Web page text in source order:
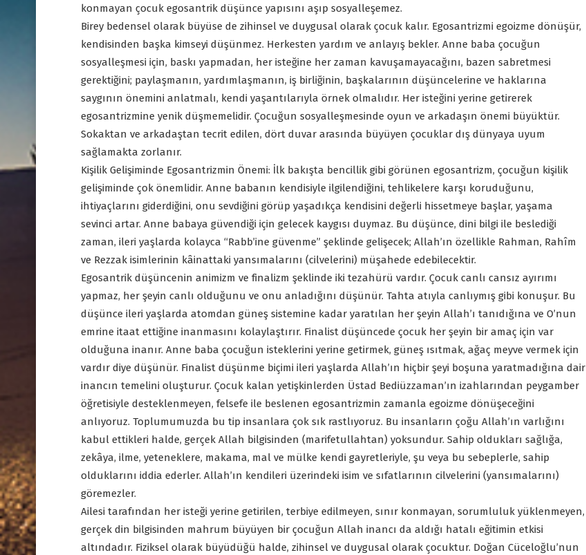
konmayan çocuk egosantrik düşünce yapısını aşıp sosyalleşemez.
Birey bedensel olarak büyüse de zihinsel ve duygusal olarak çocuk kalır. Egosantrizmi egoizme dönüşür,
kendisinden başka kimseyi düşünmez. Herkesten yardım ve anlayış bekler. Anne baba çocuğun
sosyalleşmesi için, baskı yapmadan, her isteğine her zaman kavuşamayacağını, bazen sabretmesi
gerektiğini; paylaşmanın, yardımlaşmanın, iş birliğinin, başkalarının düşüncelerine ve haklarına
saygının önemini anlatmalı, kendi yaşantılarıyla örnek olmalıdır. Her isteğini yerine getirerek
egosantrizmine yenik düşmemelidir. Çocuğun sosyalleşmesinde oyun ve arkadaşın önemi büyüktür.
Sokaktan ve arkadaştan tecrit edilen, dört duvar arasında büyüyen çocuklar dış dünyaya uyum
sağlamakta zorlanır.
Kişilik Gelişiminde Egosantrizmin Önemi: İlk bakışta bencillik gibi görünen egosantrizm, çocuğun kişilik
gelişiminde çok önemlidir. Anne babanın kendisiyle ilgilendiğini, tehlikelere karşı koruduğunu,
ihtiyaçlarını giderdiğini, onu sevdiğini görüp yaşadıkça kendisini değerli hissetmeye başlar, yaşama
sevinci artar. Anne babaya güvendiği için gelecek kaygısı duymaz. Bu düşünce, dini bilgi ile beslediği
zaman, ileri yaşlarda kolayca “Rabb’ine güvenme” şeklinde gelişecek; Allah’ın özellikle Rahman, Rahîm
ve Rezzak isimlerinin kâinattaki yansımalarını (cilvelerini) müşahede edebilecektir.
Egosantrik düşüncenin animizm ve finalizm şeklinde iki tezahürü vardır. Çocuk canlı cansız ayırımı
yapmaz, her şeyin canlı olduğunu ve onu anladığını düşünür. Tahta atıyla canlıymış gibi konuşur. Bu
düşünce ileri yaşlarda atomdan güneş sistemine kadar yaratılan her şeyin Allah’ı tanıdığına ve O’nun
emrine itaat ettiğine inanmasını kolaylaştırır. Finalist düşüncede çocuk her şeyin bir amaç için var
olduğuna inanır. Anne baba çocuğun isteklerini yerine getirmek, güneş ısıtmak, ağaç meyve vermek için
vardır diye düşünür. Finalist düşünme biçimi ileri yaşlarda Allah’ın hiçbir şeyi boşuna yaratmadığına dair
inancın temelini oluşturur. Çocuk kalan yetişkinlerden Üstad Bediüzzaman’ın izahlarından peygamber
öğretisiyle desteklenmeyen, felsefe ile beslenen egosantrizmin zamanla egoizme dönüşeceğini
anlıyoruz. Toplumumuzda bu tip insanlara çok sık rastlıyoruz. Bu insanların çoğu Allah’ın varlığını
kabul ettikleri halde, gerçek Allah bilgisinden (marifetullahtan) yoksundur. Sahip oldukları sağlığa,
zekâya, ilme, yeteneklere, makama, mal ve mülke kendi gayretleriyle, şu veya bu sebeplerle, sahip
olduklarını iddia ederler. Allah’ın kendileri üzerindeki isim ve sıfatlarının cilvelerini (yansımalarını)
göremezler.
Ailesi tarafından her isteği yerine getirilen, terbiye edilmeyen, sınır konmayan, sorumluluk yüklenmeyen,
gerçek din bilgisinden mahrum büyüyen bir çocuğun Allah inancı da aldığı hatalı eğitimin etkisi
altındadır. Fiziksel olarak büyüdüğü halde, zihinsel ve duygusal olarak çocuktur. Doğan Cüceloğlu’nun